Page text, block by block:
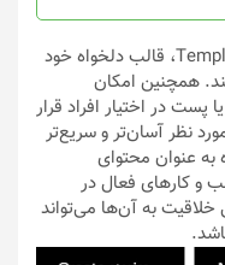
محصول
انتخاب
شوند
کاربران می‌توانند با اسکرول در تب Templates، قالب دلخواه خود
همچنین امکان
در اختیار افراد قرار
نظر آسان‌تر و سریع‌تر
عنوان محتوای
کارهای فعال در
خلاقیت به آن‌ها می‌تواند